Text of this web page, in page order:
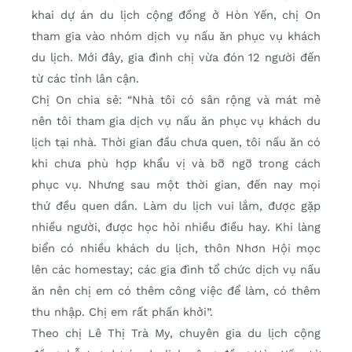
khai dự án du lịch cộng đồng ở Hòn Yến, chị On
tham gia vào nhóm dịch vụ nấu ăn phục vụ khách
du lịch. Mới đây, gia đình chị vừa đón 12 người đến
từ các tỉnh lân cận.
Chị On chia sẻ: “Nhà tôi có sân rộng và mát mẻ
nên tôi tham gia dịch vụ nấu ăn phục vụ khách du
lịch tại nhà. Thời gian đầu chưa quen, tôi nấu ăn có
khi chưa phù hợp khẩu vị và bỡ ngỡ trong cách
phục vụ. Nhưng sau một thời gian, đến nay mọi
thứ đều quen dần. Làm du lịch vui lắm, được gặp
nhiều người, được học hỏi nhiều điều hay. Khi làng
biển có nhiều khách du lịch, thôn Nhơn Hội mọc
lên các homestay; các gia đình tổ chức dịch vụ nấu
ăn nên chị em có thêm công việc để làm, có thêm
thu nhập. Chị em rất phấn khởi”.
Theo chị Lê Thị Trà My, chuyên gia du lịch cộng